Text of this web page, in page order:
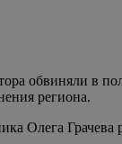
обвиняли в
региона.
Олега Грачева